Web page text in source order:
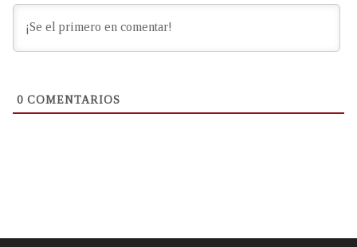
0 COMENTARIOS